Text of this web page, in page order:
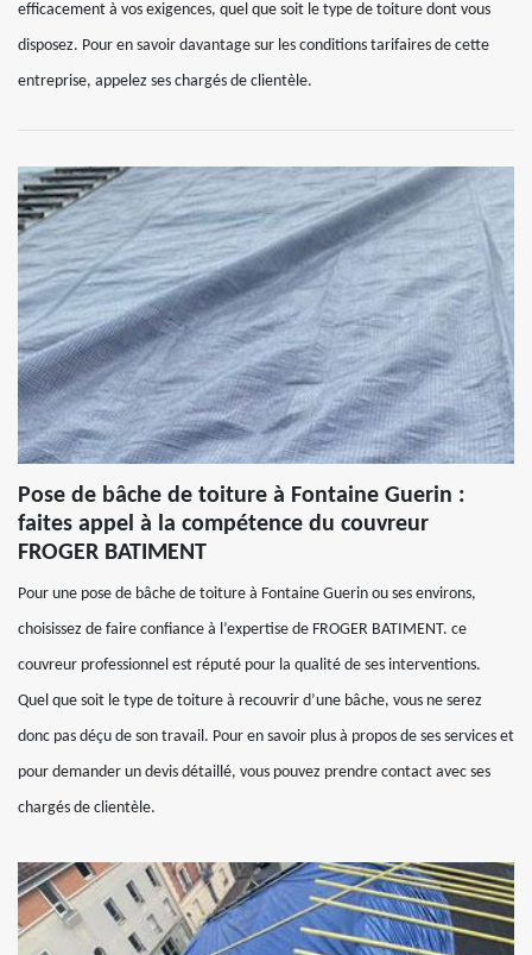
efficacement à vos exigences, quel que soit le type de toiture dont vous
disposez. Pour en savoir davantage sur les conditions tarifaires de cette
entreprise, appelez ses chargés de clientèle.
Pose de bâche de toiture à Fontaine Guerin :
faites appel à la compétence du couvreur
FROGER BATIMENT
Pour une pose de bâche de toiture à Fontaine Guerin ou ses environs,
choisissez de faire confiance à l’expertise de FROGER BATIMENT. ce
couvreur professionnel est réputé pour la qualité de ses interventions.
Quel que soit le type de toiture à recouvrir d’une bâche, vous ne serez
donc pas déçu de son travail. Pour en savoir plus à propos de ses services et
pour demander un devis détaillé, vous pouvez prendre contact avec ses
chargés de clientèle.